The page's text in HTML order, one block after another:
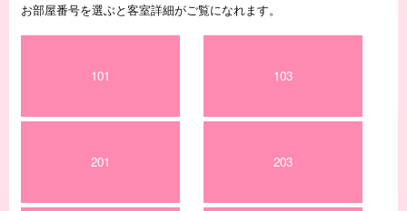
お部屋番号を選ぶと客室詳細がご覧になれます。
101 103
201 203